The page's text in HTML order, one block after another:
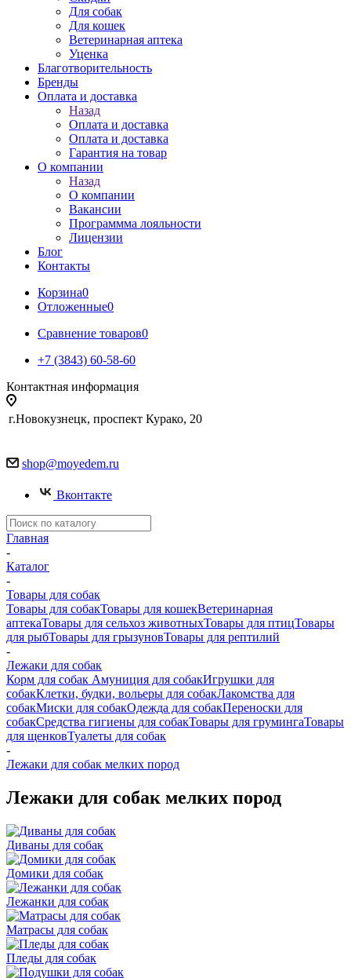
Для собак
Для кошек
Ветеринарная аптека
Уценка
Благотворительность
Бренды
Оплата и доставка
Назад
Оплата и доставка
Оплата и доставка
Гарантия на товар
О компании
Назад
О компании
Вакансии
Программма лояльности
Лицензии
Блог
Контакты
Корзина0
Отложенные0
Сравнение товаров0
+7 (3843) 60-58-60
Контактная информация
г.Новокузнецк, проспект Курако, 20
shop@moyedem.ru
Вконтакте
Главная
-
Каталог
-
Товары для собак
Товары для собакТовары для кошекВетеринарная
аптекаТовары для сельхоз животныхТовары для птицТовары
для рыбТовары для грызуновТовары для рептилий
-
Лежаки для собак
Корм для собак Амуниция для собакИгрушки для
собакКлетки, будки, вольеры для собакЛакомства для
собакМиски для собакОдежда для собакПереноски для
собакСредства гигиены для собакТовары для грумингаТовары
для щенковТуалеты для собак
-
Лежаки для собак мелких пород
Лежаки для собак мелких пород
Диваны для собак
Домики для собак
Лежанки для собак
Матрасы для собак
Пледы для собак